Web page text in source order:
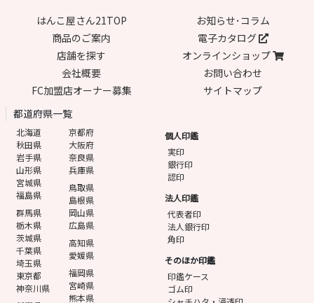
はんこ屋さん21TOP
お知らせ･コラム
商品のご案内
電子カタログ
店舗を探す
オンラインショップ
会社概要
お問い合わせ
FC加盟店オーナー募集
サイトマップ
都道府県一覧
北海道
秋田県
岩手県
山形県
宮城県
福島県
群馬県
栃木県
茨城県
千葉県
埼玉県
東京都
神奈川県
京都府
大阪府
奈良県
兵庫県
鳥取県
島根県
岡山県
広島県
高知県
愛媛県
福岡県
宮崎県
熊本県
個人印鑑
実印
銀行印
認印
法人印鑑
代表者印
法人銀行印
角印
そのほか印鑑
印鑑ケース
ゴム印